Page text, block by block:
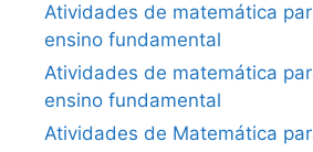
Atividades de matemática
ensino fundamental
Atividades de matemática
ensino fundamental
Atividades de Matemática